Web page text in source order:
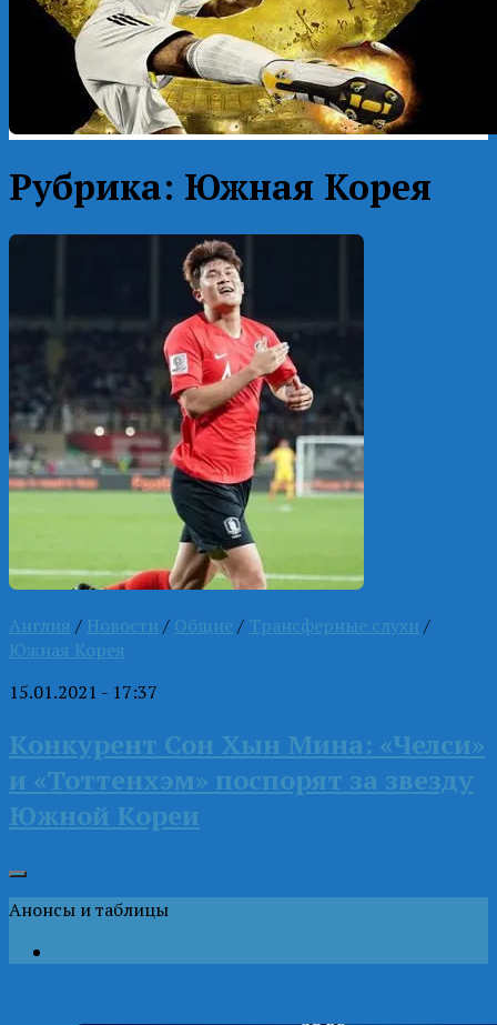
Рубрика: Южная Корея
Англия / Новости / Общие / Трансферные слухи /
Южная Корея
15.01.2021 - 17:37
Конкурент Сон Хын Мина: «Челси»
и «Тоттенхэм» поспорят за звезду
Южной Кореи
Анонсы и таблицы